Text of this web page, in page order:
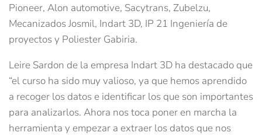
Pioneer, Alon automotive, Sacytrans, Zubelzu,
Mecanizados Josmil, Indart 3D, IP 21 Ingeniería de
proyectos y Poliester Gabiria.
Leire Sardon de la empresa Indart 3D ha destacado que
“el curso ha sido muy valioso, ya que hemos aprendido
a recoger los datos e identificar los que son importantes
para analizarlos. Ahora nos toca poner en marcha la
herramienta y empezar a extraer los datos que nos